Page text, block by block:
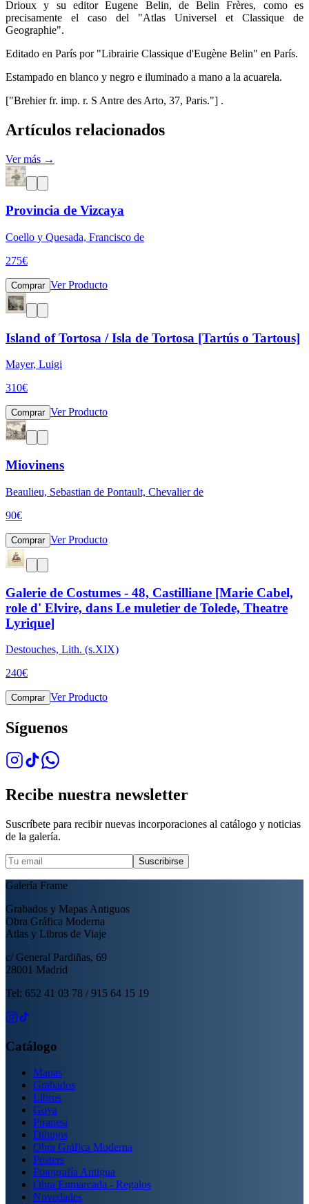
Drioux y su editor Eugene Belin, de Belin Frères, como es
precisamente el caso del "Atlas Universel et Classique de
Geographie".
Editado en París por "Librairie Classique d'Eugène Belin" en París.
Estampado en blanco y negro e iluminado a mano a la acuarela.
["Brehier fr. imp. r. S Antre des Arto, 37, Paris."] .
Artículos relacionados
Ver más →
Provincia de Vizcaya
Coello y Quesada, Francisco de
275€
Comprar Ver Producto
Island of Tortosa / Isla de Tortosa [Tartús o Tartous]
Mayer, Luigi
310€
Comprar Ver Producto
Miovinens
Beaulieu, Sebastian de Pontault, Chevalier de
90€
Comprar Ver Producto
Galerie de Costumes - 48, Castilliane [Marie Cabel,
role d' Elvire, dans Le muletier de Tolede, Theatre
Lyrique]
Destouches, Lith. (s.XIX)
240€
Comprar Ver Producto
Síguenos
Recibe nuestra newsletter
Suscríbete para recibir nuevas incorporaciones al catálogo y noticias
de la galería.
Suscribirse
Galería Frame
Grabados y Mapas Antiguos
Obra Gráfica Moderna
Atlas y Libros de Viaje
c/ General Pardiñas, 69
28001 Madrid
Tel: 652 41 03 78 / 915 64 15 19
Catálogo
Mapas
Grabados
Libros
Goya
Piranesi
Dibujos
Obra Gráfica Moderna
Posters
Fotografía Antigua
Obra Enmarcada - Regalos
Novedades